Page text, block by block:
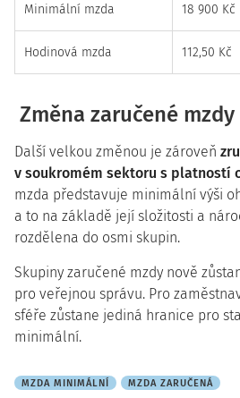
Minimální mzda 18 900 Kč
Hodinová mzda 112,50 Kč
Změna zaručené mzdy
Další velkou změnou je zároveň
v soukromém sektoru s platností
mzda představuje minimální výši
a to na základě její složitosti a
rozdělena do osmi skupin.
Skupiny zaručené mzdy nově
pro veřejnou správu. Pro
sféře zůstane jediná hranice pro
minimální.
MZDA MINIMÁLNÍ MZDA ZARUČENÁ